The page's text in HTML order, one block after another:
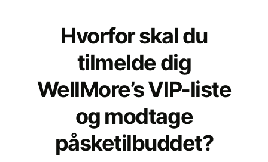
Hvorfor skal du
tilmelde dig
WellMore’s VIP-liste
og modtage
påsketilbuddet?